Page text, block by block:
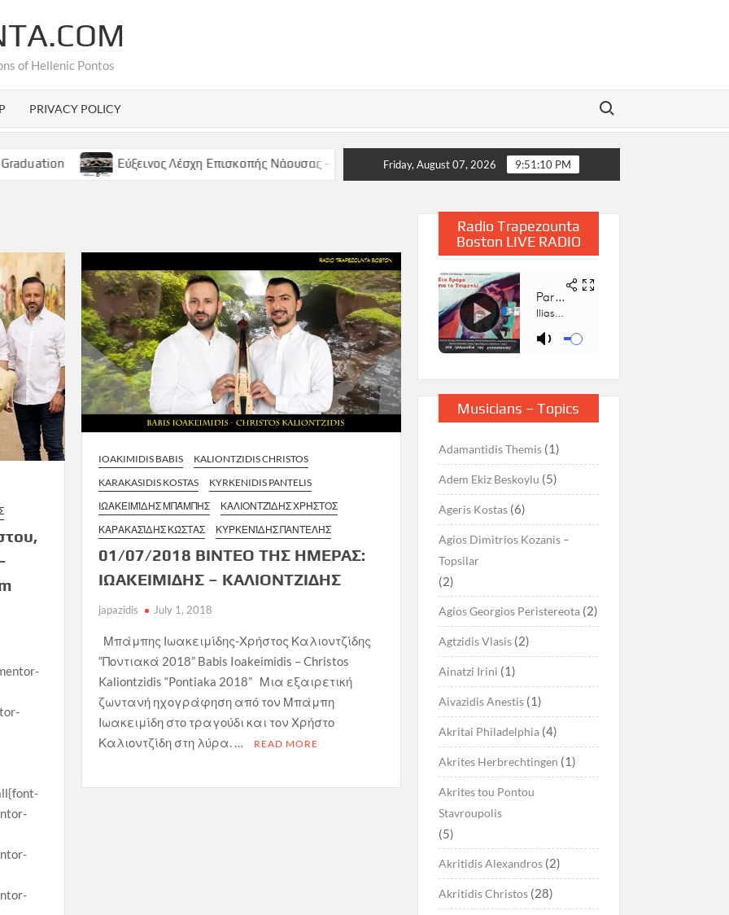
of Hellenic Pontos
PRIVACY POLICY
Search for:
Εύξεινος Λέσχη Επισκοπής Νάουσας – Παρασκευή 9 Μαϊου, 2025 Η Παρουσίαση του Βιβλίου «Συμβολή
Friday, August 07, 2026 9:51:11 PM
IOAKIMIDIS BABIS
KALIONTZIDIS CHRISTOS
KARAKASIDIS KOSTAS
KYRKENIDIS PANTELIS
ΙΩΑΚΕΙΜΊΔΗΣ ΜΠΆΜΠΗΣ
ΚΑΛΙΟΝΤΖΊΔΗΣ ΧΡΉΣΤΟΣ
ΚΑΡΑΚΑΣΊΔΗΣ ΚΏΣΤΑΣ
ΚΥΡΚΕΝΊΔΗΣ ΠΑΝΤΕΛΉΣ
01/07/2018 ΒΙΝΤΕΟ ΤΗΣ ΗΜΕΡΑΣ:
ΙΩΑΚΕΙΜΙΔΗΣ – ΚΑΛΙΟΝΤΖΙΔΗΣ
japazidis July 1, 2018
Μπάμπης Ιωακειμίδης-Χρήστος Καλιοντζίδης
“Ποντιακά 2018” Babis Ioakeimidis – Christos
Kaliontzidis “Pontiaka 2018” Μια εξαιρετική
ζωντανή ηχογράφηση από τον Μπάμπη
Ιωακειμίδη στο τραγούδι και τον Χρήστο
Καλιοντζίδη στη λύρα. …
READ MORE
Radio Trapezounta
Boston LIVE RADIO
Musicians – Topics
Adamantidis Themis(1)
Adem Ekiz Beskoylu (5)
Ageris Kostas(6)
Agios Dimitrios Kozanis –
Topsilar
(2)
Agios Georgios Peristereota(2)
Agtzidis Vlasis(2)
Ainatzi Irini (1)
Aivazidis Anestis(1)
Akritai Philadelphia(4)
Akrites Herbrechtingen (1)
Akrites tou Pontou
Stavroupolis
(5)
Akritidis Alexandros(2)
Akritidis Christos(28)